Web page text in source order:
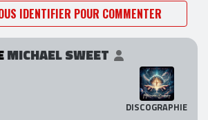
IDENTIFIER POUR COMMENTER
MICHAEL SWEET
DISCOGRAPHIE